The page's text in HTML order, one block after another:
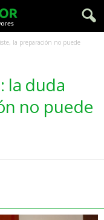
la preparación no puede
la duda
no puede